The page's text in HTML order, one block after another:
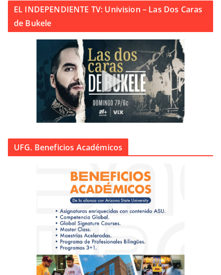
EL INDEPENDIENTE TV: Univision – Las Dos Caras
de Bukele
UFG. Beneficios Académicos